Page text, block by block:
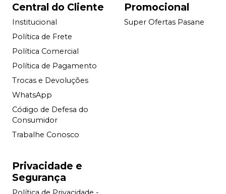
Central do Cliente
Institucional
Política de Frete
Política Comercial
Política de Pagamento
Trocas e Devoluções
WhatsApp
Código de Defesa do
Consumidor
Trabalhe Conosco
Promocional
Super Ofertas Pasane
Privacidade e
Segurança